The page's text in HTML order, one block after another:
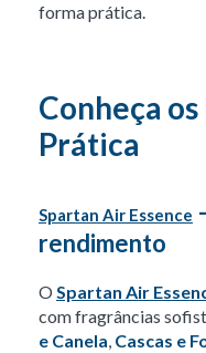
forma prática.
Conheça
Prática
Spartan Air Essence
rendimento
O Spartan Air
com fragrâncias
e Canela, Cascas e